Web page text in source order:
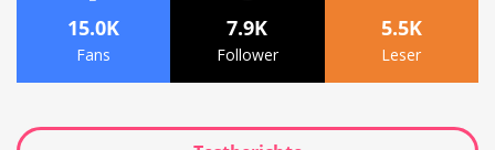
15.0K
Fans
7.9K
Follower
5.5K
Leser